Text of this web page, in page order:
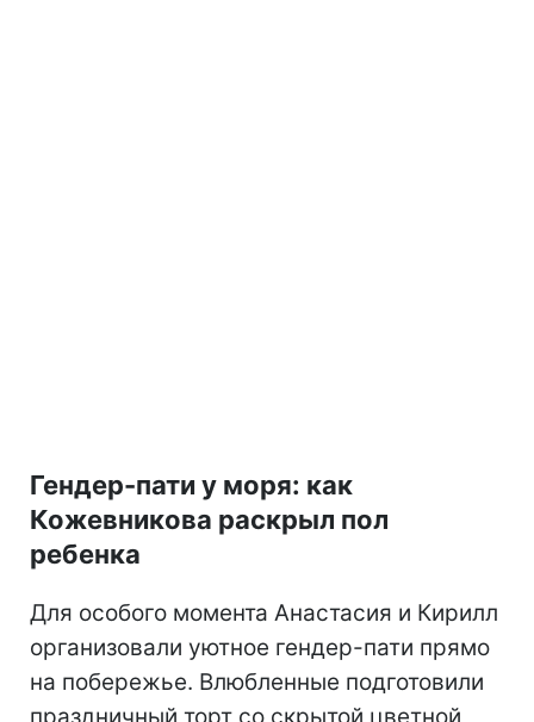
Гендер-пати у моря: как
Кожевникова раскрыл пол
ребенка
Для особого момента Анастасия и Кирилл
организовали уютное гендер-пати прямо
на побережье. Влюбленные подготовили
праздничный торт со скрытой цветной